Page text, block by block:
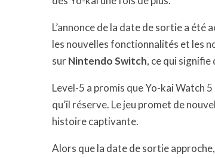
L’annonce de la date de sortie a
les nouvelles fonctionnalités et les
surNintendo Switch, ce qui signifie
Level-5 a promis que Yo-kai Watch
qu’il réserve. Le jeu promet de
histoire captivante.
Alors que la date de sortie